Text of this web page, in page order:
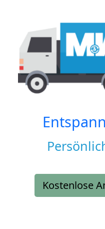
Kostenlose